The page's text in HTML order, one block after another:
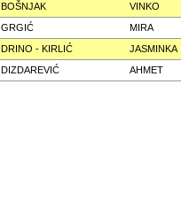
BOŠNJAK
VINKO
GRGIĆ
MIRA
DRINO - KIRLIĆ
JASMINKA
DIZDAREVIĆ AHMET